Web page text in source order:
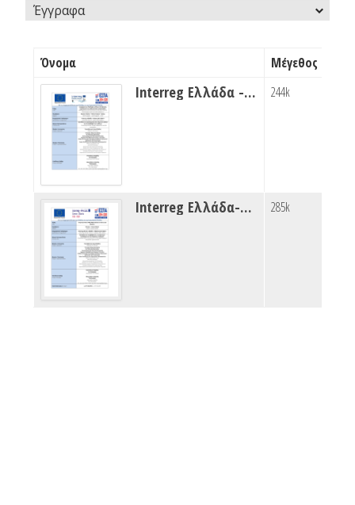
Έγγραφα
Όνομα Μέγεθος
Interreg Ελλάδα - Κύπρος ΗΡΩΝ 244k
Interreg Ελλάδα-Αλβανία FIRE PREP 285k